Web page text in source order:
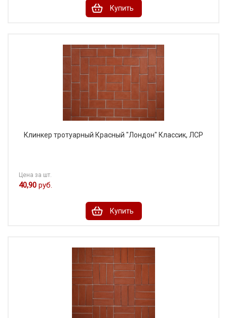
Купить
Клинкер тротуарный Красный "Лондон" Классик, ЛСР
Цена за шт.
40,90 руб.
Купить